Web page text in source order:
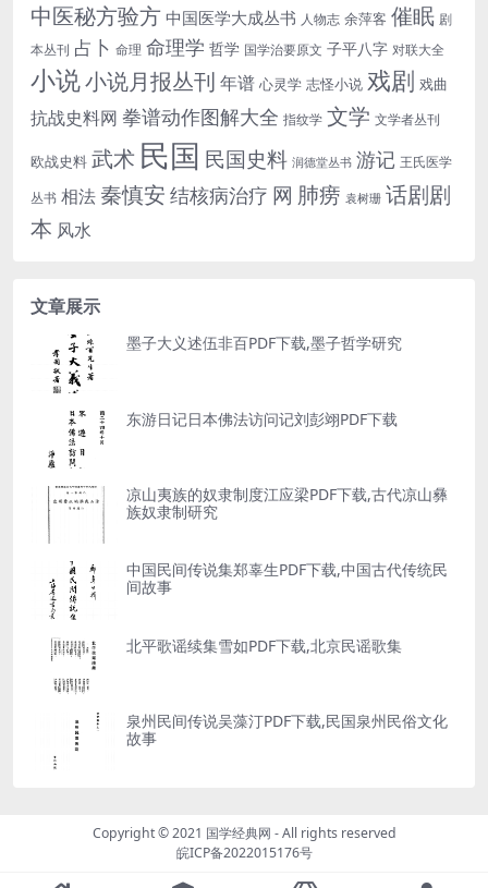
中医秘方验方 中国医学大成丛书 人物志 余萍客 催眠 剧
本丛刊 占卜 命理 命理学 哲学 国学治要原文 子平八字 对联大全
小说小说月报丛刊 年谱 心灵学 志怪小说 戏剧 戏曲
抗战史料网 拳谱动作图解大全 指纹学 文学 文学者丛刊
欧战史料 武术 民国 民国史料 润德堂丛书 游记 王氏医学
丛书 相法 秦慎安 结核病治疗 网 肺痨 袁树珊 话剧剧
本 风水
文章展示
墨子大义述伍非百PDF下载,墨子哲学研究
东游日记日本佛法访问记刘彭翊PDF下载
凉山夷族的奴隶制度江应梁PDF下载,古代凉山彝
族奴隶制研究
中国民间传说集郑辜生PDF下载,中国古代传统民
间故事
北平歌谣续集雪如PDF下载,北京民谣歌集
泉州民间传说吴藻汀PDF下载,民国泉州民俗文化
故事
Copyright © 2021 国学经典网 - All rights reserved
皖ICP备2022015176号